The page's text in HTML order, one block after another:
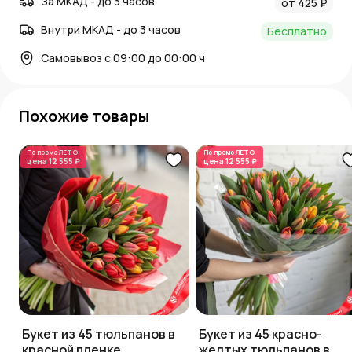
Внутри МКАД - до 3 часов
Бесплатно
Самовывоз с 09:00 до 00:00 ч
Похожие товары
По промоЛЕТО
цена 12 555 ₽
Букет из 45 тюльпанов в
По промоЛЕТО
цена 12 555 ₽
Букет из 45 красно-